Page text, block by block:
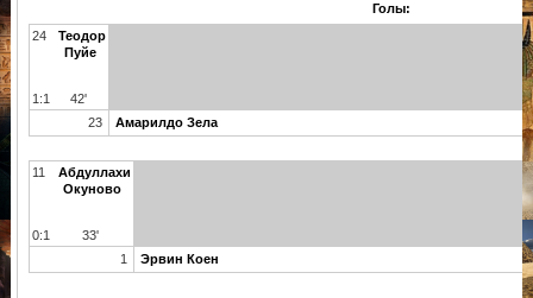
Голы:
24
Теодор
Пуйе
1:1
42'
23
Амарилдо Зела
11
Абдуллахи
Окуново
0:1
33'
1
Эрвин Коен